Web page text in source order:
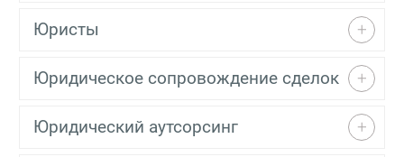
Юристы
Юридическое сопровождение сделок
Юридический аутсорсинг